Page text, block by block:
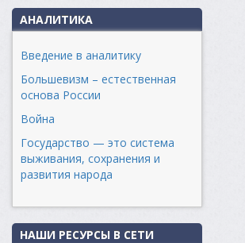
АНАЛИТИКА
Введение в аналитику
Большевизм – естественная
основа России
Война
Государство — это система
выживания, сохранения и
развития народа
НАШИ РЕСУРСЫ В СЕТИ